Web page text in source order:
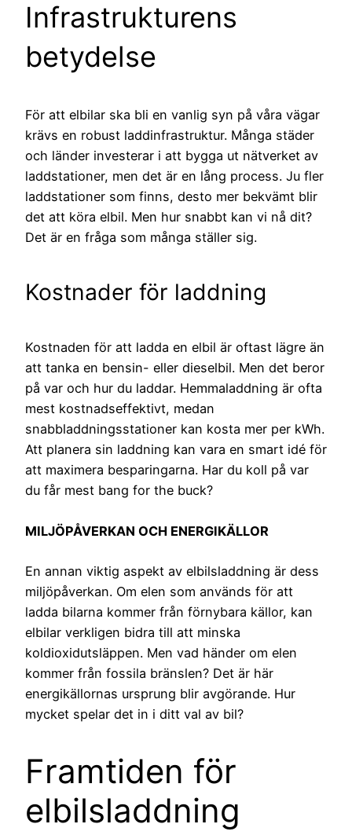
Infrastrukturens
betydelse
För att elbilar ska bli en vanlig syn på våra vägar
krävs en robust laddinfrastruktur. Många städer
och länder investerar i att bygga ut nätverket av
laddstationer, men det är en lång process. Ju fler
laddstationer som finns, desto mer bekvämt blir
det att köra elbil. Men hur snabbt kan vi nå dit?
Det är en fråga som många ställer sig.
Kostnader för laddning
Kostnaden för att ladda en elbil är oftast lägre än
att tanka en bensin- eller dieselbil. Men det beror
på var och hur du laddar. Hemmaladdning är ofta
mest kostnadseffektivt, medan
snabbladdningsstationer kan kosta mer per kWh.
Att planera sin laddning kan vara en smart idé för
att maximera besparingarna. Har du koll på var
du får mest bang for the buck?
MILJÖPÅVERKAN OCH ENERGIKÄLLOR
En annan viktig aspekt av elbilsladdning är dess
miljöpåverkan. Om elen som används för att
ladda bilarna kommer från förnybara källor, kan
elbilar verkligen bidra till att minska
koldioxidutsläppen. Men vad händer om elen
kommer från fossila bränslen? Det är här
energikällornas ursprung blir avgörande. Hur
mycket spelar det in i ditt val av bil?
Framtiden för
elbilsladdning